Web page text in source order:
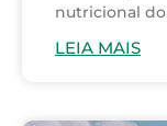
nutricional do
LEIA MAIS